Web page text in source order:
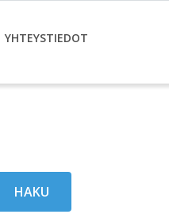
YHTEYSTIEDOT
HAKU